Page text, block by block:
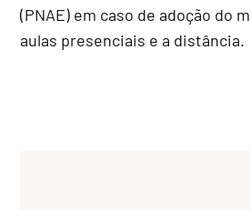
(PNAE) em caso de adoção do
aulas presenciais e a distância.